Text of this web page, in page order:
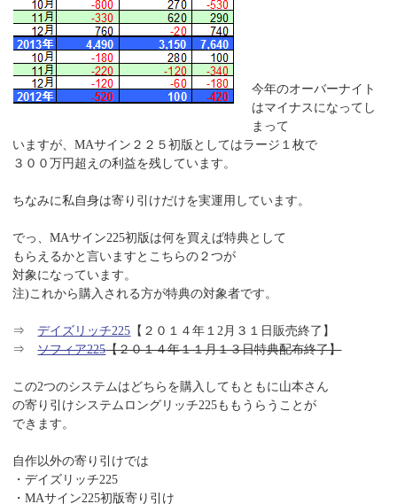
今年のオーバーナイト
はマイナスになってし
まって
いますが、MAサイン２２５初版としてはラージ１枚で
３００万円超えの利益を残しています。
ちなみに私自身は寄り引けだけを実運用しています。
でっ、MAサイン225初版は何を買えば特典として
もらえるかと言いますとこちらの２つが
対象になっています。
注)これから購入される方が特典の対象者です。
⇒デイズリッチ225 【２０１４年１2月３１日販売終了】
⇒ソフィア225【２０１４年１１月１３日特典配布終了】
この2つのシステムはどちらを購入してもともに山本さん
の寄り引けシステムロングリッチ225ももうらうことが
できます。
自作以外の寄り引けでは
・デイズリッチ225
・MAサイン225初版寄り引け